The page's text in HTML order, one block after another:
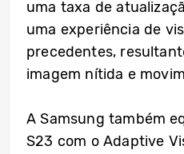
uma taxa de
uma experiência de
precedentes,
imagem nítida e
A Samsung também
S23 com o Adaptive